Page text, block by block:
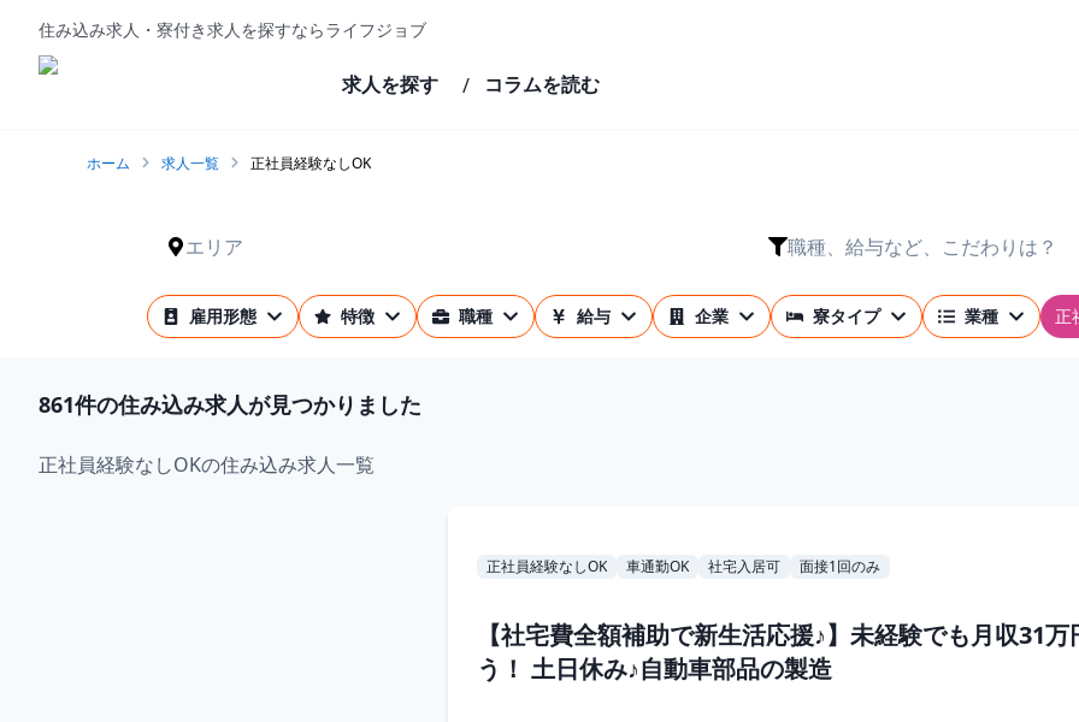
住み込み求人・寮付き求人を探すならライフジョブ
求人を探す / コラムを読む
ホーム 求人一覧 正社員経験なしOK
エリア 職種、給与など、こだわりは？
雇用形態 特徴 職種 給与 企業 寮タイプ 業種 正
861件の住み込み求人が見つかりました
正社員経験なしOKの住み込み求人一覧
正社員経験なしOK 車通勤OK 社宅入居可 面接1回のみ
【社宅費全額補助で新生活応援♪】未経験でも月収31万
う！ 土日休み♪自動車部品の製造